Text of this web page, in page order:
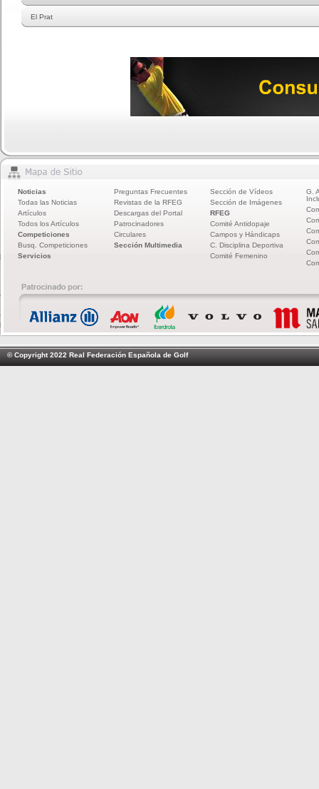
El Prat
Noticias
Todas las Noticias
Artículos
Todos los Artículos
Competiciones
Busq. Competiciones
Servicios
Preguntas Frecuentes
Revistas de la RFEG
Descargas del Portal
Patrocinadores
Circulares
Sección Multimedia
Sección de Vídeos
Sección de Imágenes
RFEG
Comité Antidopaje
Campos y Hándicaps
C. Disciplina Deportiva
Comité Femenino
G.
© Copyright 2022 Real Federación Española de Golf